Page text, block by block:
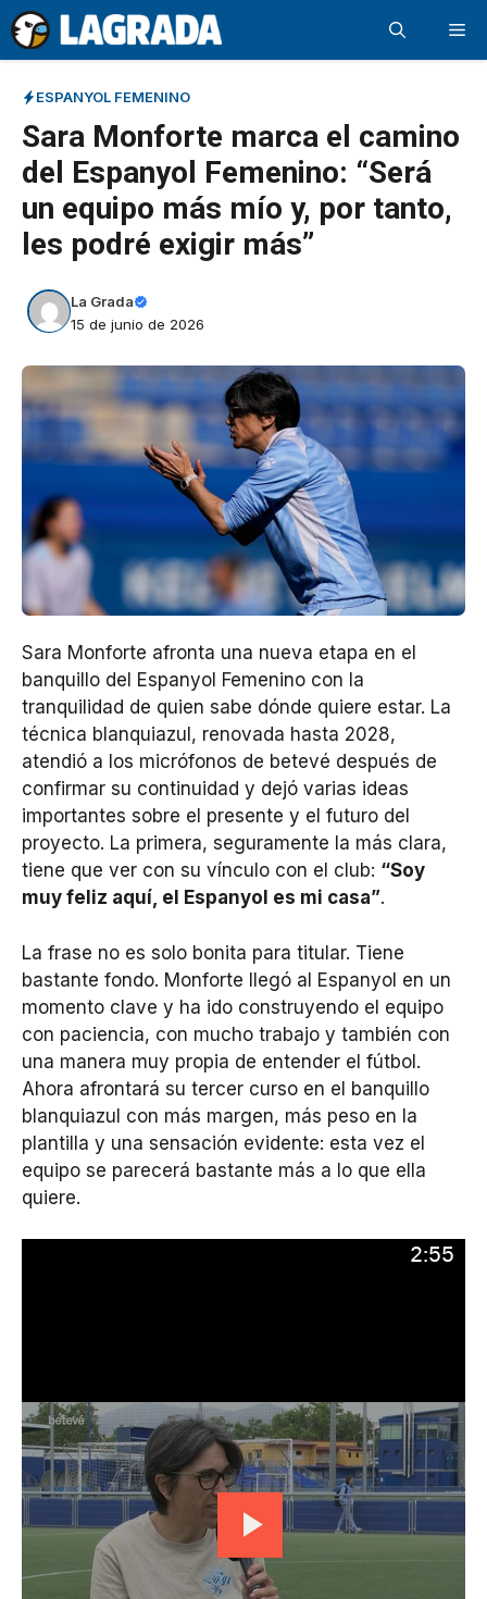
Saltar
al
contenido
ESPANYOL FEMENINO
Sara Monforte marca el camino
del Espanyol Femenino: “Será
un equipo más mío y, por tanto,
les podré exigir más”
La Grada
15 de junio de 2026
Sara Monforte afronta una nueva etapa en el
banquillo del Espanyol Femenino con la
tranquilidad de quien sabe dónde quiere estar. La
técnica blanquiazul, renovada hasta 2028,
atendió a los micrófonos de betevé después de
confirmar su continuidad y dejó varias ideas
importantes sobre el presente y el futuro del
proyecto. La primera, seguramente la más clara,
tiene que ver con su vínculo con el club: “Soy
muy feliz aquí, el Espanyol es mi casa”.
La frase no es solo bonita para titular. Tiene
bastante fondo. Monforte llegó al Espanyol en un
momento clave y ha ido construyendo el equipo
con paciencia, con mucho trabajo y también con
una manera muy propia de entender el fútbol.
Ahora afrontará su tercer curso en el banquillo
blanquiazul con más margen, más peso en la
plantilla y una sensación evidente: esta vez el
equipo se parecerá bastante más a lo que ella
quiere.